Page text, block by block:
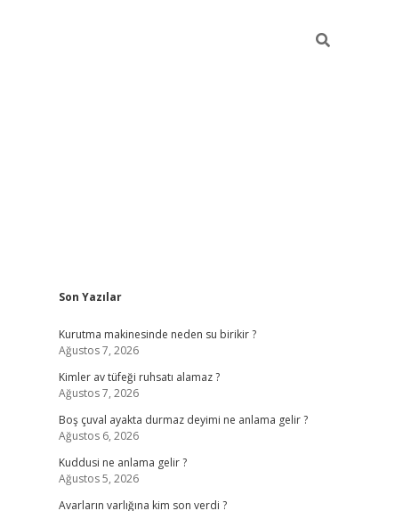
Sidebar
Son Yazılar
Kurutma makinesinde neden su birikir ?
Ağustos 7, 2026
Kimler av tüfeği ruhsatı alamaz ?
Ağustos 7, 2026
Boş çuval ayakta durmaz deyimi ne anlama gelir ?
Ağustos 6, 2026
Kuddusi ne anlama gelir ?
Ağustos 5, 2026
Avarların varlığına kim son verdi ?